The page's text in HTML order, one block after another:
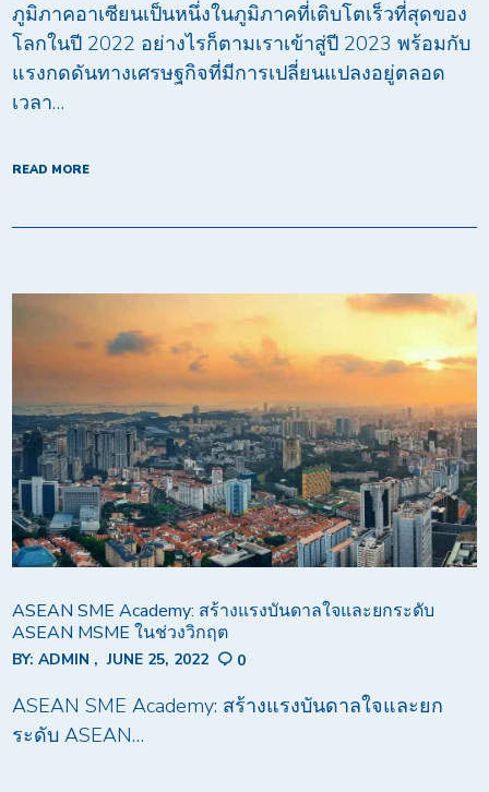
ภูมิภาคอาเซียนเป็นหนึ่งในภูมิภาคที่เติบโตเร็วที่สุดของ
โลกในปี 2022 อย่างไรก็ตามเราเข้าสู่ปี 2023 พร้อมกับ
แรงกดดันทางเศรษฐกิจที่มีการเปลี่ยนแปลงอยู่ตลอด
เวลา…
READ MORE
ASEAN SME Academy: สร้างแรงบันดาลใจและยกระดับ
ASEAN MSME ในช่วงวิกฤต
BY:ADMIN JUNE 25, 2022 0
ASEAN SME Academy: สร้างแรงบันดาลใจและยก
ระดับ ASEAN…